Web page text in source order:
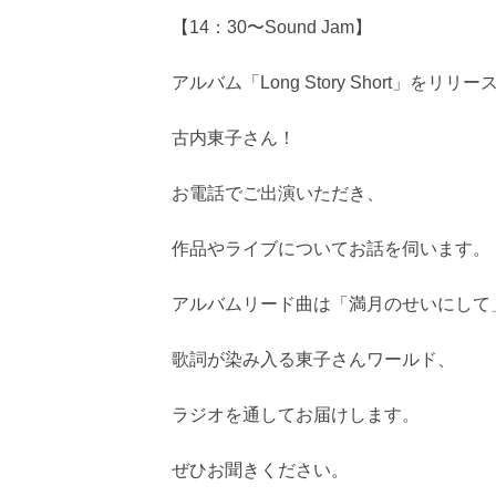
【14：30〜Sound Jam】
アルバム「Long Story Short」をリリー
古内東子さん！
お電話でご出演いただき、
作品やライブについてお話を伺います。
アルバムリード曲は「満月のせいにして
歌詞が染み入る東子さんワールド、
ラジオを通してお届けします。
ぜひお聞きください。